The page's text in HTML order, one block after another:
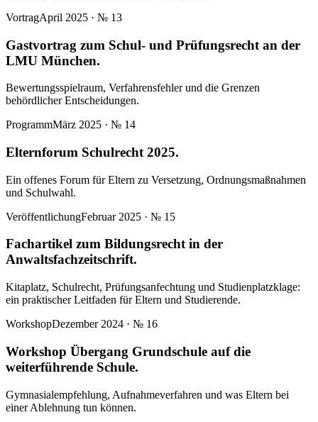
VortragApril 2025 · № 13
Gastvortrag zum Schul- und Prüfungsrecht an der
LMU München.
Bewertungsspielraum, Verfahrensfehler und die Grenzen
behördlicher Entscheidungen.
ProgrammMärz 2025 · № 14
Elternforum Schulrecht 2025.
Ein offenes Forum für Eltern zu Versetzung, Ordnungsmaßnahmen
und Schulwahl.
VeröffentlichungFebruar 2025 · № 15
Fachartikel zum Bildungsrecht in der
Anwaltsfachzeitschrift.
Kitaplatz, Schulrecht, Prüfungsanfechtung und Studienplatzklage:
ein praktischer Leitfaden für Eltern und Studierende.
WorkshopDezember 2024 · № 16
Workshop Übergang Grundschule auf die
weiterführende Schule.
Gymnasialempfehlung, Aufnahmeverfahren und was Eltern bei
einer Ablehnung tun können.